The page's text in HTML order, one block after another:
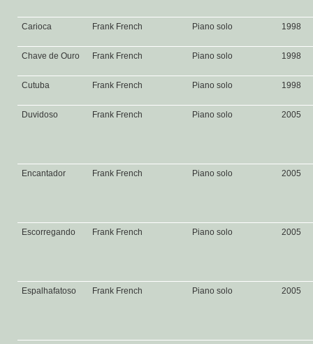
Carioca Frank French Piano solo 1998
Chave de Ouro Frank French Piano solo 1998
Cutuba Frank French Piano solo 1998
Duvidoso Frank French Piano solo 2005
Encantador Frank French Piano solo 2005
Escorregando Frank French Piano solo 2005
Espalhafatoso Frank French Piano solo 2005